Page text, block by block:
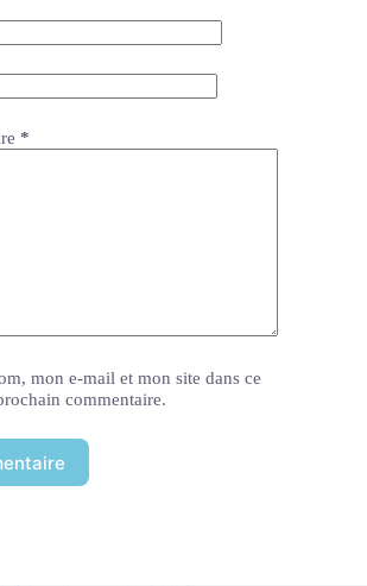
*
mon e-mail et mon site dans ce
commentaire.